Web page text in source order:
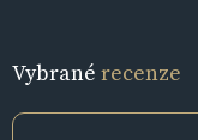
Vybrané recenze